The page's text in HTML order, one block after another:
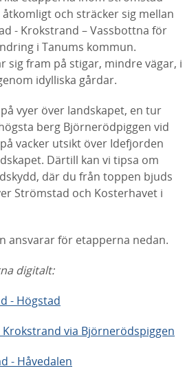
och sträcker sig mellan
- Krokstrand – Vassbottna för
i Tanums kommun.
sig fram på stigar, mindre vägar, i
idylliska gårdar.
vyer över landskapet, en tur
berg Björnerödpiggen vid
vacker utsikt över Idefjorden
Därtill kan vi tipsa om
där du från toppen bjuds
Strömstad och Kosterhavet i
ansvarar för etapperna nedan.
digitalt:
- Högstad
Krokstrand via Björnerödspiggen
- Håvedalen